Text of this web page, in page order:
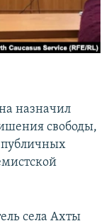
назначил
свободы,
публичных
села Ахты